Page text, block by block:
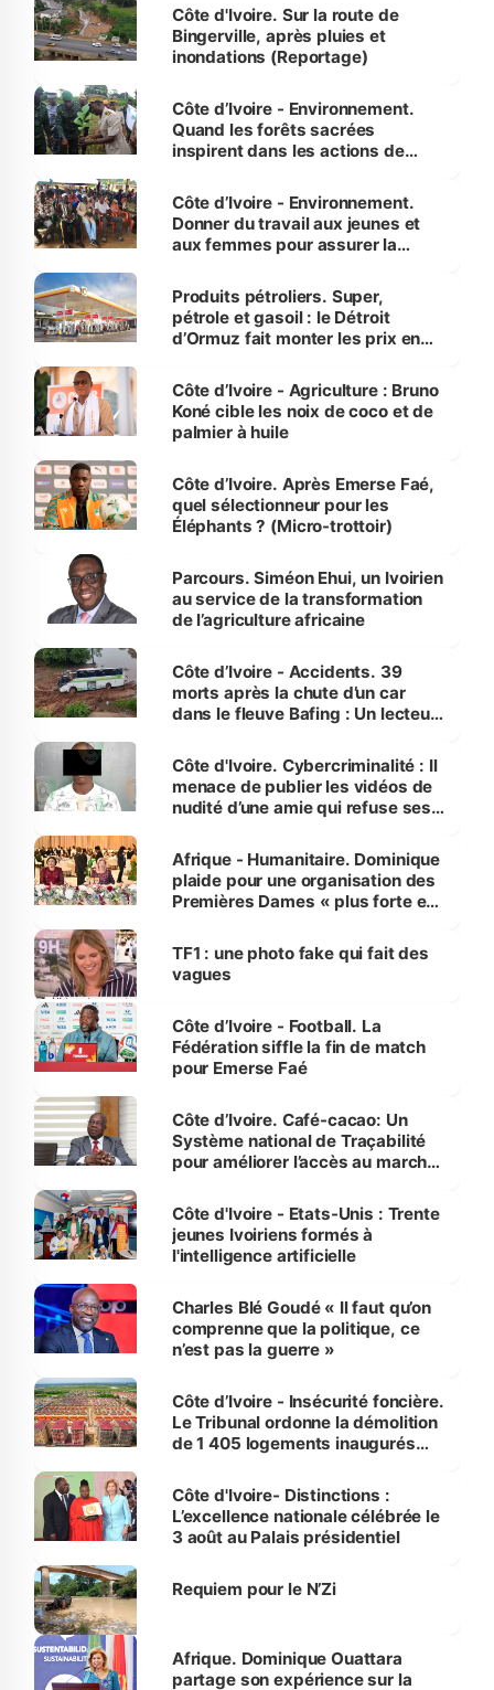
(Alassane Ouattara
Côte d'Ivoire. Sur la route de
Bingerville, après pluies et
inondations (Reportage)
Côte d’Ivoire - Environnement.
Quand les forêts sacrées
inspirent dans les actions de
Côte d’Ivoire - Environnement.
Donner du travail aux jeunes et
aux femmes pour assurer la
menacées
Produits pétroliers. Super,
pétrole et gasoil : le Détroit
d’Ormuz fait monter les prix en
Côte d’Ivoire - Agriculture : Bruno
Koné cible les noix de coco et de
palmier à huile
Côte d’Ivoire. Après Emerse Faé,
quel sélectionneur pour les
Éléphants ? (Micro-trottoir)
Parcours. Siméon Ehui, un Ivoirien
au service de la transformation
de l’agriculture africaine
Côte d’Ivoire - Accidents. 39
morts après la chute d’un car
dans le fleuve Bafing : Un lecteur
des Transports
Côte d'Ivoire. Cybercriminalité : Il
menace de publier les vidéos de
nudité d’une amie qui refuse ses
Afrique - Humanitaire. Dominique
plaide pour une organisation des
Premières Dames « plus forte et
sur la scène internationale »
TF1 : une photo fake qui fait des
vagues
Côte d’Ivoire - Football. La
Fédération siffle la fin de match
pour Emerse Faé
Côte d’Ivoire. Café-cacao: Un
Système national de Traçabilité
pour améliorer l’accès au marché
Côte d'Ivoire - Etats-Unis : Trente
jeunes Ivoiriens formés à
l'intelligence artificielle
Charles Blé Goudé « Il faut qu’on
comprenne que la politique, ce
n’est pas la guerre »
Côte d’Ivoire - Insécurité foncière.
Le Tribunal ordonne la démolition
de 1 405 logements inaugurés
Bassam
Côte d'Ivoire- Distinctions :
L’excellence nationale célébrée le
3 août au Palais présidentiel
Requiem pour le N’Zi
Afrique. Dominique Ouattara
partage son expérience sur la